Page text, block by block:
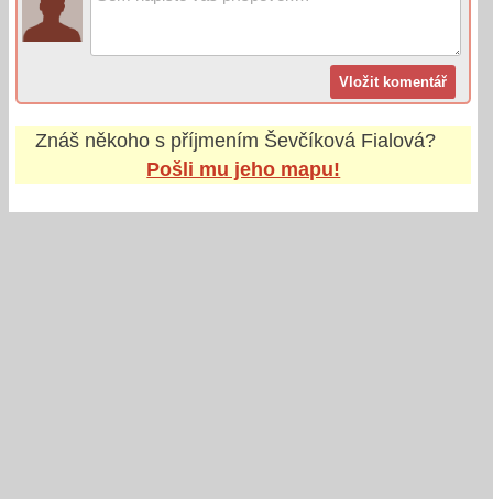
Znáš někoho s příjmením Ševčíková Fialová?
Pošli mu jeho mapu!